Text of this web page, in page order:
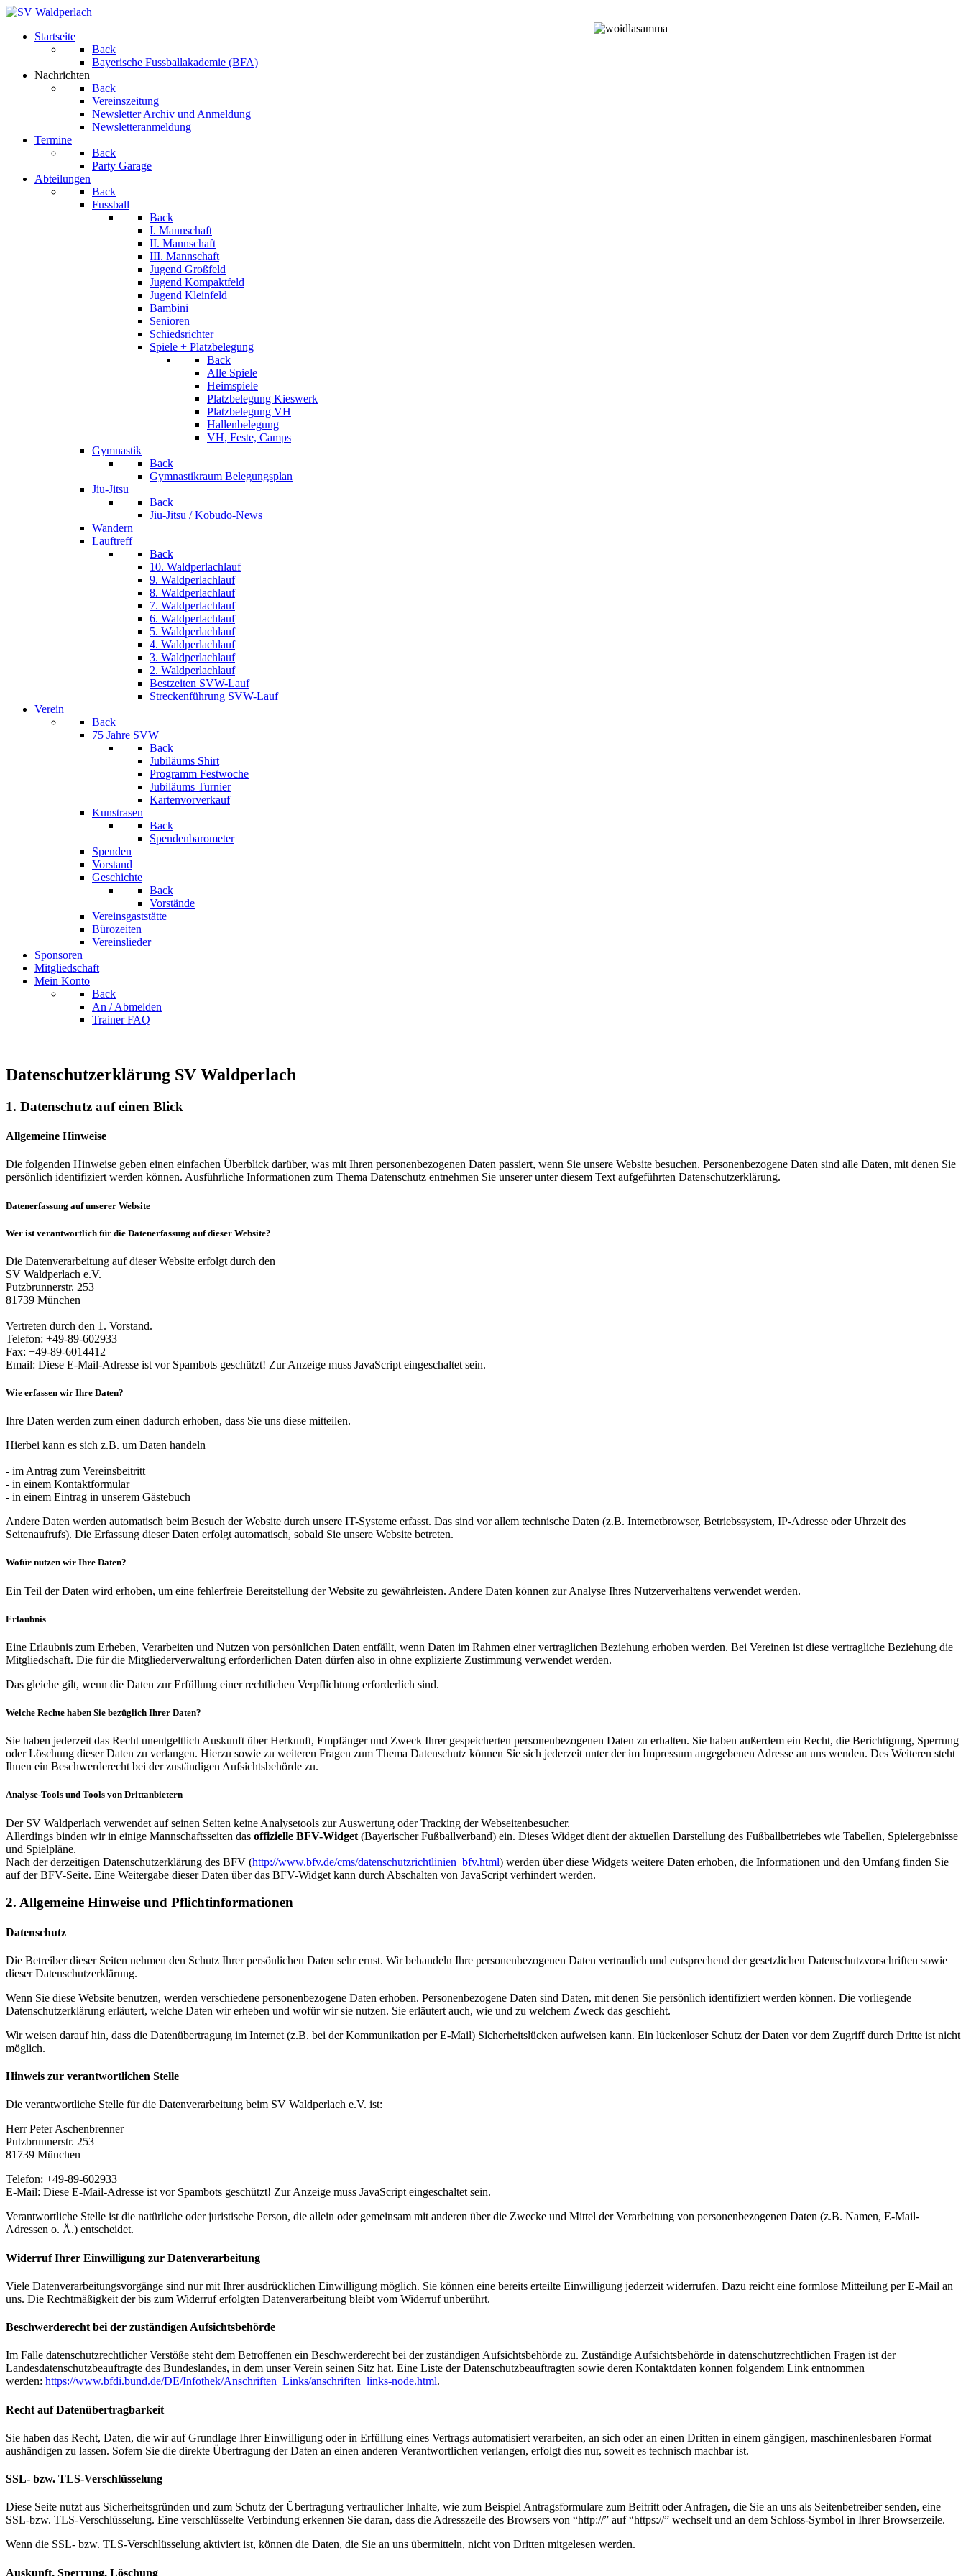
Startseite
Back
Bayerische Fussballakademie (BFA)
Nachrichten
Back
Vereinszeitung
Newsletter Archiv und Anmeldung
Newsletteranmeldung
Termine
Back
Party Garage
Abteilungen
Back
Fussball
Back
I. Mannschaft
II. Mannschaft
III. Mannschaft
Jugend Großfeld
Jugend Kompaktfeld
Jugend Kleinfeld
Bambini
Senioren
Schiedsrichter
Spiele + Platzbelegung
Back
Alle Spiele
Heimspiele
Platzbelegung Kieswerk
Platzbelegung VH
Hallenbelegung
VH, Feste, Camps
Gymnastik
Back
Gymnastikraum Belegungsplan
Jiu-Jitsu
Back
Jiu-Jitsu / Kobudo-News
Wandern
Lauftreff
Back
10. Waldperlachlauf
9. Waldperlachlauf
8. Waldperlachlauf
7. Waldperlachlauf
6. Waldperlachlauf
5. Waldperlachlauf
4. Waldperlachlauf
3. Waldperlachlauf
2. Waldperlachlauf
Bestzeiten SVW-Lauf
Streckenführung SVW-Lauf
Verein
Back
75 Jahre SVW
Back
Jubiläums Shirt
Programm Festwoche
Jubiläums Turnier
Kartenvorverkauf
Kunstrasen
Back
Spendenbarometer
Spenden
Vorstand
Geschichte
Back
Vorstände
Vereinsgaststätte
Bürozeiten
Vereinslieder
Sponsoren
Mitgliedschaft
Mein Konto
Back
An / Abmelden
Trainer FAQ
Datenschutzerklärung SV Waldperlach
1. Datenschutz auf einen Blick
Allgemeine Hinweise
Die folgenden Hinweise geben einen einfachen Überblick darüber, was mit Ihren personenbezogenen Daten passiert, wenn Sie unsere Website besuchen. Personenbezogene Daten sind alle Daten, mit denen Sie
persönlich identifiziert werden können. Ausführliche Informationen zum Thema Datenschutz entnehmen Sie unserer unter diesem Text aufgeführten Datenschutzerklärung.
Datenerfassung auf unserer Website
Wer ist verantwortlich für die Datenerfassung auf dieser Website?
Die Datenverarbeitung auf dieser Website erfolgt durch den
SV Waldperlach e.V.
Putzbrunnerstr. 253
81739 München
Vertreten durch den 1. Vorstand.
Telefon: +49-89-602933
Fax: +49-89-6014412
Email: Diese E-Mail-Adresse ist vor Spambots geschützt! Zur Anzeige muss JavaScript eingeschaltet sein.
Wie erfassen wir Ihre Daten?
Ihre Daten werden zum einen dadurch erhoben, dass Sie uns diese mitteilen.
Hierbei kann es sich z.B. um Daten handeln
- im Antrag zum Vereinsbeitritt
- in einem Kontaktformular
- in einem Eintrag in unserem Gästebuch
Andere Daten werden automatisch beim Besuch der Website durch unsere IT-Systeme erfasst. Das sind vor allem technische Daten (z.B. Internetbrowser, Betriebssystem, IP-Adresse oder Uhrzeit des
Seitenaufrufs). Die Erfassung dieser Daten erfolgt automatisch, sobald Sie unsere Website betreten.
Wofür nutzen wir Ihre Daten?
Ein Teil der Daten wird erhoben, um eine fehlerfreie Bereitstellung der Website zu gewährleisten. Andere Daten können zur Analyse Ihres Nutzerverhaltens verwendet werden.
Erlaubnis
Eine Erlaubnis zum Erheben, Verarbeiten und Nutzen von persönlichen Daten entfällt, wenn Daten im Rahmen einer vertraglichen Beziehung erhoben werden. Bei Vereinen ist diese vertragliche Beziehung die
Mitgliedschaft. Die für die Mitgliederverwaltung erforderlichen Daten dürfen also in ohne explizierte Zustimmung verwendet werden.
Das gleiche gilt, wenn die Daten zur Erfüllung einer rechtlichen Verpflichtung erforderlich sind.
Welche Rechte haben Sie bezüglich Ihrer Daten?
Sie haben jederzeit das Recht unentgeltlich Auskunft über Herkunft, Empfänger und Zweck Ihrer gespeicherten personenbezogenen Daten zu erhalten. Sie haben außerdem ein Recht, die Berichtigung, Sperrung
oder Löschung dieser Daten zu verlangen. Hierzu sowie zu weiteren Fragen zum Thema Datenschutz können Sie sich jederzeit unter der im Impressum angegebenen Adresse an uns wenden. Des Weiteren steht
Ihnen ein Beschwerderecht bei der zuständigen Aufsichtsbehörde zu.
Analyse-Tools und Tools von Drittanbietern
Der SV Waldperlach verwendet auf seinen Seiten keine Analysetools zur Auswertung oder Tracking der Webseitenbesucher.
Allerdings binden wir in einige Mannschaftsseiten das offizielle BFV-Widget (Bayerischer Fußballverband) ein. Dieses Widget dient der aktuellen Darstellung des Fußballbetriebes wie Tabellen, Spielergebnisse
und Spielpläne.
Nach der derzeitigen Datenschutzerklärung des BFV (http://www.bfv.de/cms/datenschutzrichtlinien_bfv.html) werden über diese Widgets weitere Daten erhoben, die Informationen und den Umfang finden Sie
auf der BFV-Seite. Eine Weitergabe dieser Daten über das BFV-Widget kann durch Abschalten von JavaScript verhindert werden.
2. Allgemeine Hinweise und Pflichtinformationen
Datenschutz
Die Betreiber dieser Seiten nehmen den Schutz Ihrer persönlichen Daten sehr ernst. Wir behandeln Ihre personenbezogenen Daten vertraulich und entsprechend der gesetzlichen Datenschutzvorschriften sowie
dieser Datenschutzerklärung.
Wenn Sie diese Website benutzen, werden verschiedene personenbezogene Daten erhoben. Personenbezogene Daten sind Daten, mit denen Sie persönlich identifiziert werden können. Die vorliegende
Datenschutzerklärung erläutert, welche Daten wir erheben und wofür wir sie nutzen. Sie erläutert auch, wie und zu welchem Zweck das geschieht.
Wir weisen darauf hin, dass die Datenübertragung im Internet (z.B. bei der Kommunikation per E-Mail) Sicherheitslücken aufweisen kann. Ein lückenloser Schutz der Daten vor dem Zugriff durch Dritte ist nicht
möglich.
Hinweis zur verantwortlichen Stelle
Die verantwortliche Stelle für die Datenverarbeitung beim SV Waldperlach e.V. ist:
Herr Peter Aschenbrenner
Putzbrunnerstr. 253
81739 München
Telefon: +49-89-602933
E-Mail: Diese E-Mail-Adresse ist vor Spambots geschützt! Zur Anzeige muss JavaScript eingeschaltet sein.
Verantwortliche Stelle ist die natürliche oder juristische Person, die allein oder gemeinsam mit anderen über die Zwecke und Mittel der Verarbeitung von personenbezogenen Daten (z.B. Namen, E-Mail-
Adressen o. Ä.) entscheidet.
Widerruf Ihrer Einwilligung zur Datenverarbeitung
Viele Datenverarbeitungsvorgänge sind nur mit Ihrer ausdrücklichen Einwilligung möglich. Sie können eine bereits erteilte Einwilligung jederzeit widerrufen. Dazu reicht eine formlose Mitteilung per E-Mail an
uns. Die Rechtmäßigkeit der bis zum Widerruf erfolgten Datenverarbeitung bleibt vom Widerruf unberührt.
Beschwerderecht bei der zuständigen Aufsichtsbehörde
Im Falle datenschutzrechtlicher Verstöße steht dem Betroffenen ein Beschwerderecht bei der zuständigen Aufsichtsbehörde zu. Zuständige Aufsichtsbehörde in datenschutzrechtlichen Fragen ist der
Landesdatenschutzbeauftragte des Bundeslandes, in dem unser Verein seinen Sitz hat. Eine Liste der Datenschutzbeauftragten sowie deren Kontaktdaten können folgendem Link entnommen
werden: https://www.bfdi.bund.de/DE/Infothek/Anschriften_Links/anschriften_links-node.html.
Recht auf Datenübertragbarkeit
Sie haben das Recht, Daten, die wir auf Grundlage Ihrer Einwilligung oder in Erfüllung eines Vertrags automatisiert verarbeiten, an sich oder an einen Dritten in einem gängigen, maschinenlesbaren Format
aushändigen zu lassen. Sofern Sie die direkte Übertragung der Daten an einen anderen Verantwortlichen verlangen, erfolgt dies nur, soweit es technisch machbar ist.
SSL- bzw. TLS-Verschlüsselung
Diese Seite nutzt aus Sicherheitsgründen und zum Schutz der Übertragung vertraulicher Inhalte, wie zum Beispiel Antragsformulare zum Beitritt oder Anfragen, die Sie an uns als Seitenbetreiber senden, eine
SSL-bzw. TLS-Verschlüsselung. Eine verschlüsselte Verbindung erkennen Sie daran, dass die Adresszeile des Browsers von “http://” auf “https://” wechselt und an dem Schloss-Symbol in Ihrer Browserzeile.
Wenn die SSL- bzw. TLS-Verschlüsselung aktiviert ist, können die Daten, die Sie an uns übermitteln, nicht von Dritten mitgelesen werden.
Auskunft, Sperrung, Löschung